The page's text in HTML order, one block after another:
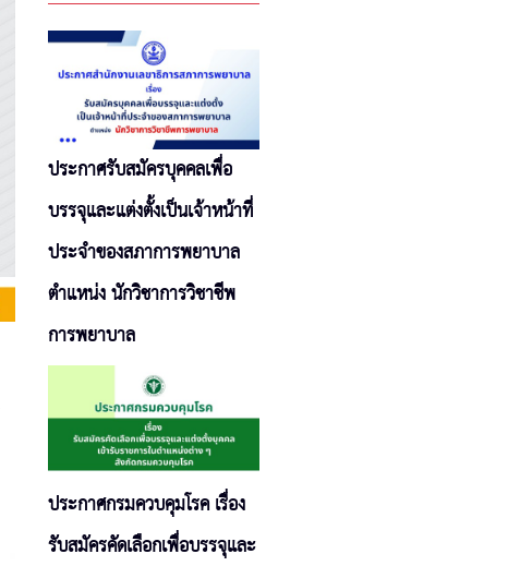
ประกาศรับสมัครบุคคลเพื่อ
บรรจุและแต่งตั้งเป็นเจ้าหน้าที่
ประจำของสภาการพยาบาล
ตำแหน่ง นักวิชาการวิชาชีพ
การพยาบาล
ประกาศกรมควบคุมโรค เรื่อง
รับสมัครคัดเลือกเพื่อบรรจุและ